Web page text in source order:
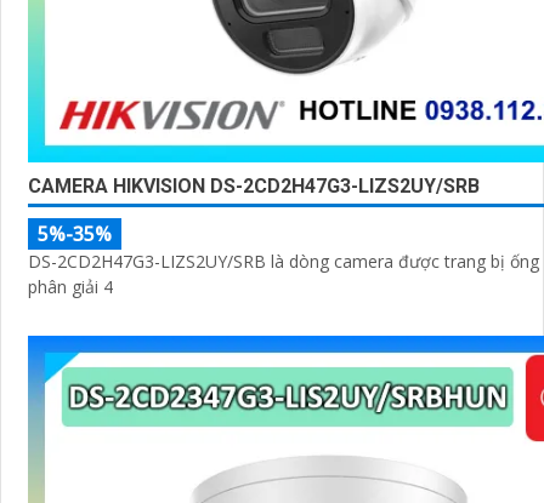
CAMERA HIKVISION DS-2CD2H47G3-LIZS2UY/SRB
5%-35%
DS-2CD2H47G3-LIZS2UY/SRB là dòng camera được trang bị
phân giải 4